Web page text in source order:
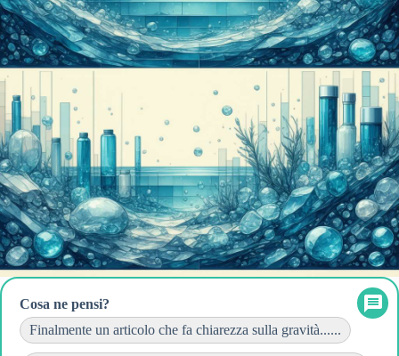
Cosa ne pensi?
Finalmente un articolo che fa chiarezza sulla gravità......